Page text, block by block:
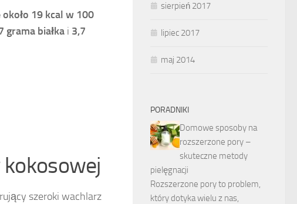
19 kcal w 100
grama białka i 3,7
szeroki wachlarz
sierpień 2017
lipiec 2017
maj 2014
PORADNIKI
Domowe sposoby na
rozszerzone pory –
skuteczne metody
pielęgnacji
Rozszerzone pory to problem,
który dotyka wielu z nas,